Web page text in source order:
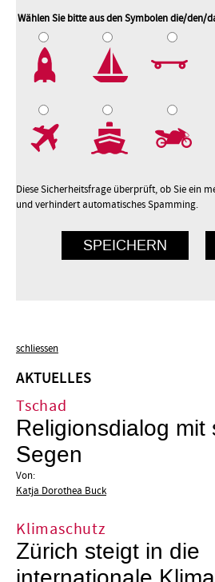
Wählen Sie bitte aus den Symbolen die/den/
Diese Sicherheitsfrage überprüft, ob Sie ein
und verhindert automatisches Spamming.
schliessen
AKTUELLES
Tschad
Religionsdialog mit
Segen
Von:
Katja Dorothea Buck
Klimaschutz
Zürich steigt in die